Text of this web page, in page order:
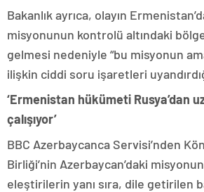
Bakanlık ayrıca, olayın
misyonunun kontrolü altındaki
gelmesi nedeniyle “bu misyonun
ilişkin ciddi soru işaretleri
‘Ermenistan hükümeti Rusya’dan
çalışıyor’
BBC Azerbaycanca Servisi’nden
Birliği’nin Azerbaycan’daki
eleştirilerin yanı sıra, dile getirilen